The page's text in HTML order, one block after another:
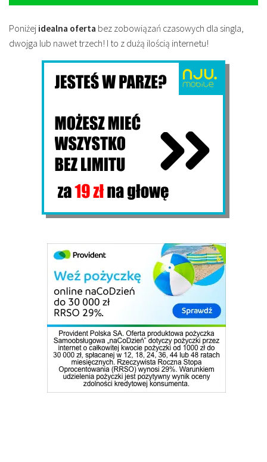
Poniżej idealna oferta bez zobowiązań czasowych dla singla,
dwojga lub nawet trzech! I to z dużą ilością internetu!